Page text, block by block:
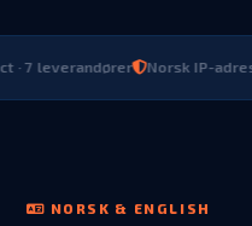
leverandører Norsk IP-adresse ·
NORSK & ENGLISH